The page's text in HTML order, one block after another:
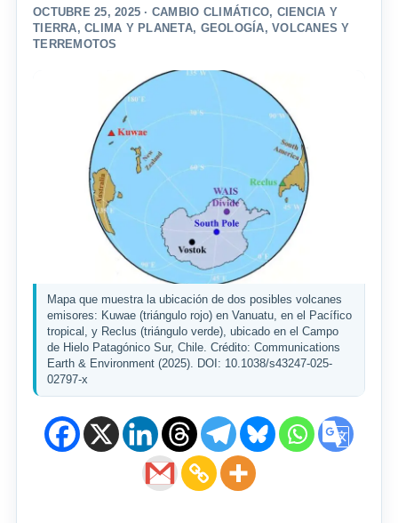
OCTUBRE 25, 2025 · CAMBIO CLIMÁTICO, CIENCIA Y
TIERRA,CLIMA Y PLANETA, GEOLOGÍA,VOLCANES Y
TERREMOTOS
Mapa que muestra la ubicación de dos posibles volcanes
emisores: Kuwae (triángulo rojo) en Vanuatu, en el Pacífico
tropical, y Reclus (triángulo verde), ubicado en el Campo
de Hielo Patagónico Sur, Chile. Crédito: Communications
Earth & Environment (2025). DOI: 10.1038/s43247-025-
02797-x